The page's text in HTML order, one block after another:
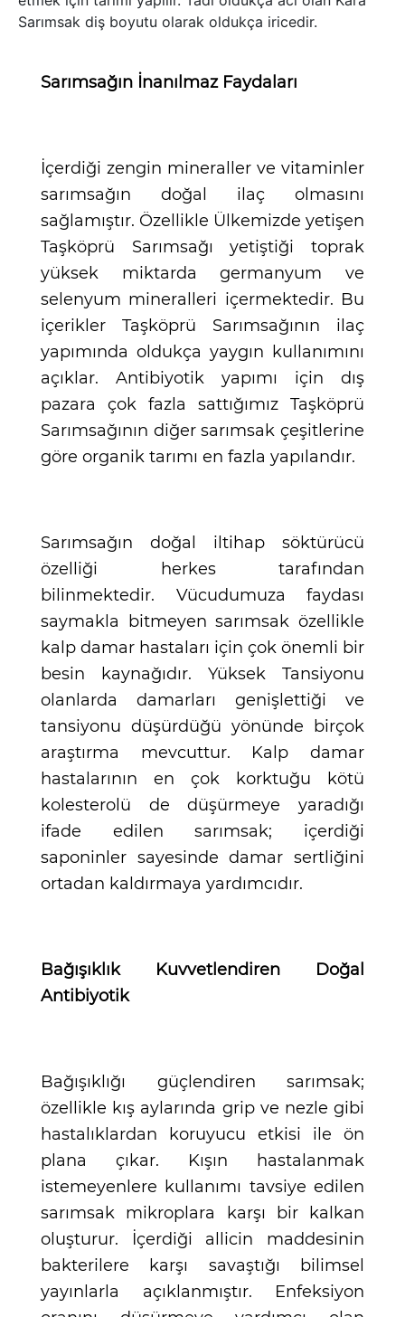
Sarımsak diş boyutu olarak oldukça iricedir.
Sarımsağın İnanılmaz Faydaları
İçerdiği zengin mineraller ve vitaminler
sarımsağın doğal ilaç olmasını
sağlamıştır. Özellikle Ülkemizde yetişen
Taşköprü Sarımsağı yetiştiği toprak
yüksek miktarda germanyum ve
selenyum mineralleri içermektedir. Bu
içerikler Taşköprü Sarımsağının ilaç
yapımında oldukça yaygın kullanımını
açıklar. Antibiyotik yapımı için dış
pazara çok fazla sattığımız Taşköprü
Sarımsağının diğer sarımsak çeşitlerine
göre organik tarımı en fazla yapılandır.
Sarımsağın doğal iltihap söktürücü
özelliği herkes tarafından
bilinmektedir. Vücudumuza faydası
saymakla bitmeyen sarımsak özellikle
kalp damar hastaları için çok önemli bir
besin kaynağıdır. Yüksek Tansiyonu
olanlarda damarları genişlettiği ve
tansiyonu düşürdüğü yönünde birçok
araştırma mevcuttur. Kalp damar
hastalarının en çok korktuğu kötü
kolesterolü de düşürmeye yaradığı
ifade edilen sarımsak; içerdiği
saponinler sayesinde damar sertliğini
ortadan kaldırmaya yardımcıdır.
Bağışıklık Kuvvetlendiren Doğal
Antibiyotik
Bağışıklığı güçlendiren sarımsak;
özellikle kış aylarında grip ve nezle gibi
hastalıklardan koruyucu etkisi ile ön
plana çıkar. Kışın hastalanmak
istemeyenlere kullanımı tavsiye edilen
sarımsak mikroplara karşı bir kalkan
oluşturur. İçerdiği allicin maddesinin
bakterilere karşı savaştığı bilimsel
yayınlarla açıklanmıştır. Enfeksiyon